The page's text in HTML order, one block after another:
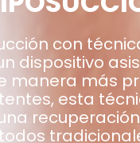
con
dispositivo
manera más
esta